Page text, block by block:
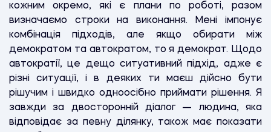
кожним окремо, які є плани по роботі, разом
визначаємо строки на виконання. Мені імпонує
комбінація підходів, але якщо обирати між
демократом та автократом, то я демократ. Щодо
автократії, це дещо ситуативний підхід, адже є
різні ситуації, і в деяких ти маєш дійсно бути
рішучим і швидко одноосібно приймати рішення. Я
завжди за двосторонній діалог — людина, яка
відповідає за певну ділянку, також має показати